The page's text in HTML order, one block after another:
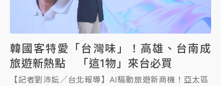
韓國客特愛「台灣味」！高雄、台南成
旅遊新熱點 「這1物」來台必買
【記者劉沛妘／台北報導】AI驅動旅遊新商機！亞太區